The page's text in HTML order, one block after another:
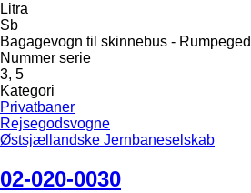
Litra
Sb
Bagagevogn til skinnebus - Rumpeged
Nummer serie
3, 5
Kategori
Privatbaner
Rejsegodsvogne
Østsjællandske Jernbaneselskab
02-020-0030